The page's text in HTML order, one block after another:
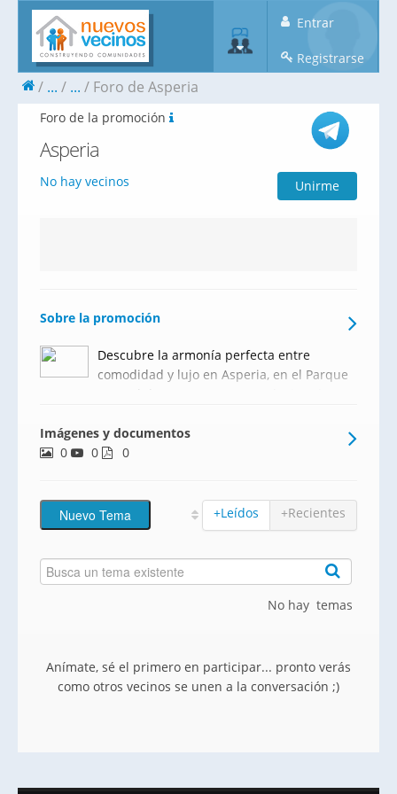
Entrar
Registrarse
... ... Foro de Asperia
Foro de la promoción
Asperia
No hay vecinos Unirme
Sobre la promoción
Descubre la armonía perfecta entre
comodidad y lujo en Asperia, en el Parque
con 43 exquisitas unidades y 4 locales
comerciales. Cada hogar está diseñado
Imágenes y documentos
0
0 0
+Leídos +Recientes
No hay temas
Anímate, sé el primero en participar... pronto verás
como otros vecinos se unen a la conversación ;)